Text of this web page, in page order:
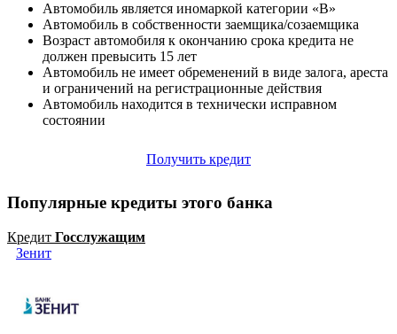
Автомобиль является иномаркой категории «В»
Автомобиль в собственности заемщика/созаемщика
Возраст автомобиля к окончанию срока кредита не
должен превысить 15 лет
Автомобиль не имеет обременений в виде залога, ареста
и ограничений на регистрационные действия
Автомобиль находится в технически исправном
состоянии
Получить кредит
Популярные кредиты этого банка
Кредит Госслужащим
Зенит